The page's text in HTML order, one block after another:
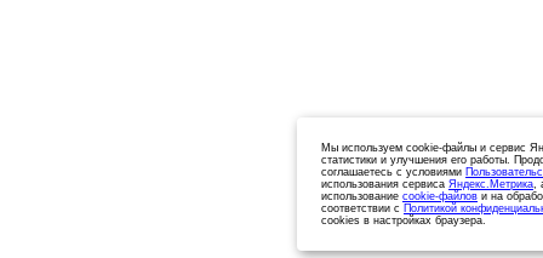
Мы используем cookie-файлы и сервис
статистики и улучшения его работы.
соглашаетесь с условиями
использования сервиса Яндекс.Метрика,
использование cookie-файлов и на
соответствии с Политикой
cookies в настройках браузера.